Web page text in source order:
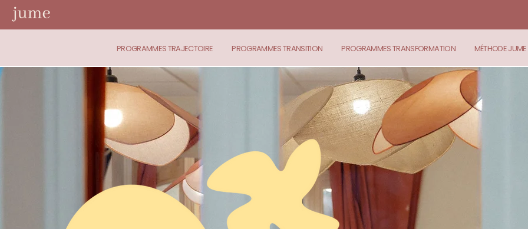
PROGRAMMES TRAJECTOIRE PROGRAMMES TRANSITION PROGRAMMES TRANSFORMATION MÉTHODE JUME